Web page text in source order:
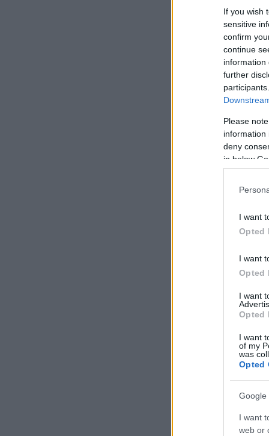
If you wish
sensitive
confirm
continue
information
further
Please
information
deny
in below
I want
Opted
I want
Opted
I want
Opted
I want
of my
was
Opted
Google
I want
web or